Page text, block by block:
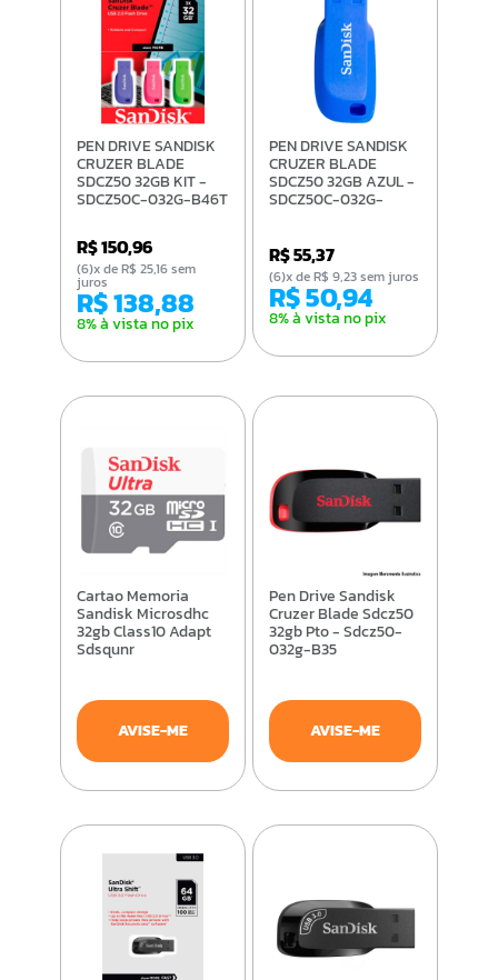
PEN DRIVE SANDISK
CRUZER BLADE
SDCZ50 32GB KIT -
SDCZ50C-032G-B46T
R$ 150,96
R$ 138,88
8% à vista no pix
(6)x de R$ 25,16 sem
juros
PEN DRIVE SANDISK
CRUZER BLADE
SDCZ50 32GB AZUL -
SDCZ50C-032G-
R$ 55,37
R$ 50,94
8% à vista no pix
(6)x de R$ 9,23 sem juros
Cartao Memoria
Sandisk Microsdhc
32gb Class10 Adapt
Sdsqunr
AVISE-ME
Pen Drive Sandisk
Cruzer Blade Sdcz50
32gb Pto - Sdcz50-
032g-B35
AVISE-ME